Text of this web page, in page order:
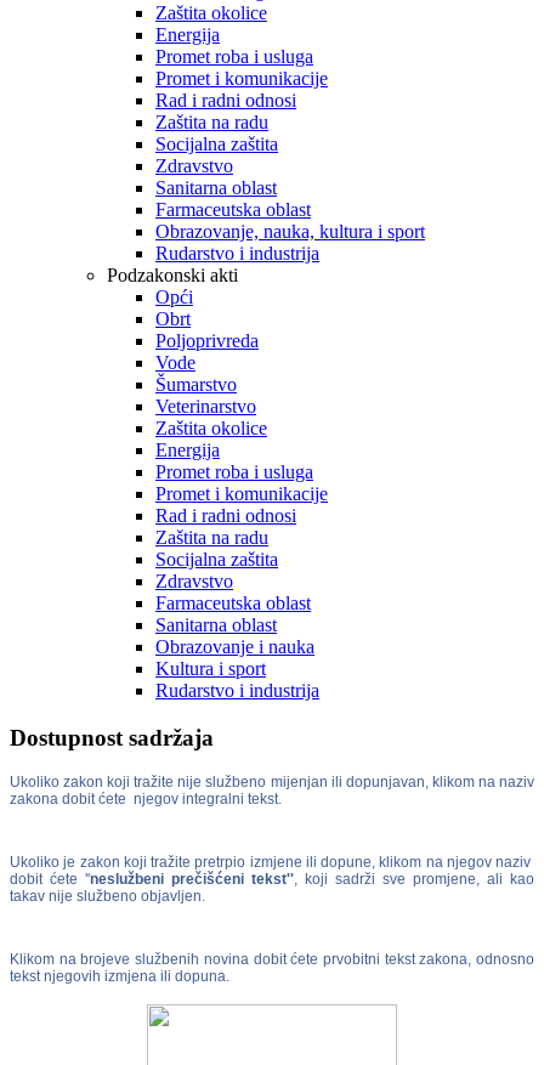
Zaštita okolice
Energija
Promet roba i usluga
Promet i komunikacije
Rad i radni odnosi
Zaštita na radu
Socijalna zaštita
Zdravstvo
Sanitarna oblast
Farmaceutska oblast
Obrazovanje, nauka, kultura i sport
Rudarstvo i industrija
Podzakonski akti
Opći
Obrt
Poljoprivreda
Vode
Šumarstvo
Veterinarstvo
Zaštita okolice
Energija
Promet roba i usluga
Promet i komunikacije
Rad i radni odnosi
Zaštita na radu
Socijalna zaštita
Zdravstvo
Farmaceutska oblast
Sanitarna oblast
Obrazovanje i nauka
Kultura i sport
Rudarstvo i industrija
Dostupnost sadržaja
Ukoliko zakon koji tražite nije službeno mijenjan ili dopunjavan, klikom na naziv
zakona dobit ćete njegov integralni tekst.
Ukoliko je zakon koji tražite pretrpio izmjene ili dopune, klikom na njegov naziv
dobit ćete ''neslužbeni prečišćeni tekst'', koji sadrži sve promjene, ali kao
takav nije službeno objavljen.
Klikom na brojeve službenih novina dobit ćete prvobitni tekst zakona, odnosno
tekst njegovih izmjena ili dopuna.